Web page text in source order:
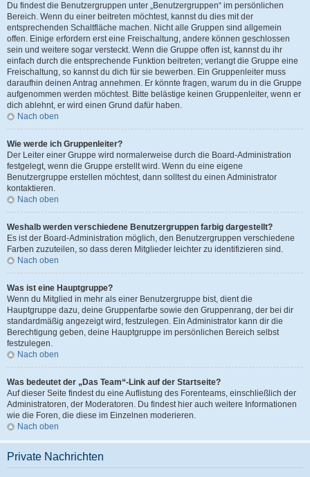
Du findest die Benutzergruppen unter „Benutzergruppen“ im persönlichen
Bereich. Wenn du einer beitreten möchtest, kannst du dies mit der
entsprechenden Schaltfläche machen. Nicht alle Gruppen sind allgemein
offen. Einige erfordern erst eine Freischaltung, andere können geschlossen
sein und weitere sogar versteckt. Wenn die Gruppe offen ist, kannst du ihr
einfach durch die entsprechende Funktion beitreten; verlangt die Gruppe eine
Freischaltung, so kannst du dich für sie bewerben. Ein Gruppenleiter muss
daraufhin deinen Antrag annehmen. Er könnte fragen, warum du in die Gruppe
aufgenommen werden möchtest. Bitte belästige keinen Gruppenleiter, wenn er
dich ablehnt, er wird einen Grund dafür haben.
Nach oben
Wie werde ich Gruppenleiter?
Der Leiter einer Gruppe wird normalerweise durch die Board-Administration
festgelegt, wenn die Gruppe erstellt wird. Wenn du eine eigene
Benutzergruppe erstellen möchtest, dann solltest du einen Administrator
kontaktieren.
Nach oben
Weshalb werden verschiedene Benutzergruppen farbig dargestellt?
Es ist der Board-Administration möglich, den Benutzergruppen verschiedene
Farben zuzuteilen, so dass deren Mitglieder leichter zu identifizieren sind.
Nach oben
Was ist eine Hauptgruppe?
Wenn du Mitglied in mehr als einer Benutzergruppe bist, dient die
Hauptgruppe dazu, deine Gruppenfarbe sowie den Gruppenrang, der bei dir
standardmäßig angezeigt wird, festzulegen. Ein Administrator kann dir die
Berechtigung geben, deine Hauptgruppe im persönlichen Bereich selbst
festzulegen.
Nach oben
Was bedeutet der „Das Team“-Link auf der Startseite?
Auf dieser Seite findest du eine Auflistung des Forenteams, einschließlich der
Administratoren, der Moderatoren. Du findest hier auch weitere Informationen
wie die Foren, die diese im Einzelnen moderieren.
Nach oben
Private Nachrichten